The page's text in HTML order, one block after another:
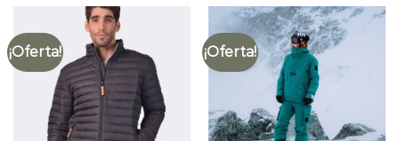
¡Oferta! ¡Oferta!